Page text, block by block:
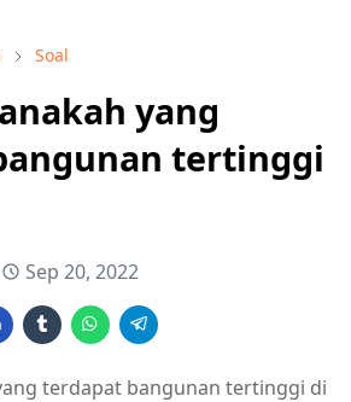
Soal
yang
tertinggi
Sep 20, 2022
terdapat bangunan tertinggi di